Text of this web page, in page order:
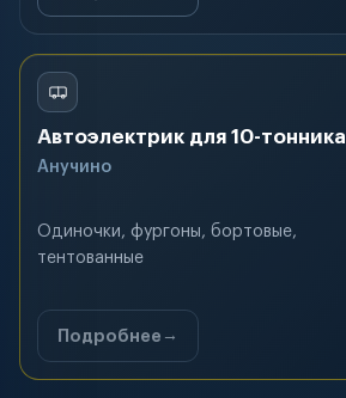
Автоэлектрик для 10-тонника
Анучино
Одиночки, фургоны, бортовые,
тентованные
Подробнее